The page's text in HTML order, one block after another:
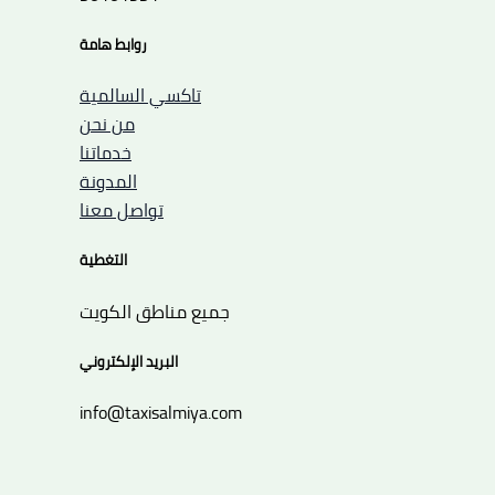
روابط هامة
تاكسي السالمية
من نحن
خدماتنا
المدونة
تواصل معنا
التغطية
جميع مناطق الكويت
البريد الإلكتروني
info@taxisalmiya.com